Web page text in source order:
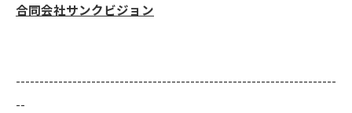
合同会社サンクビジョン
--------------------------------------------------------------------
--